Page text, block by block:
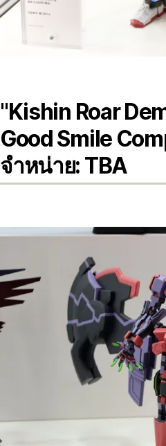
"Kishin Roar
Good Smile
จำหน่าย: TBA